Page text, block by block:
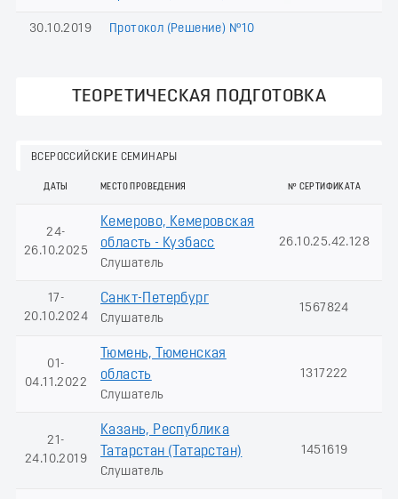
30.10.2019 Протокол (Решение) №10
ТЕОРЕТИЧЕСКАЯ ПОДГОТОВКА
ВСЕРОССИЙСКИЕ СЕМИНАРЫ
ДАТЫ МЕСТО ПРОВЕДЕНИЯ № СЕРТИФИКАТА
24-
26.10.2025
Кемерово, Кемеровская
область - Кузбасс
Слушатель
26.10.25.42.128
17-
20.10.2024
Санкт-Петербург
Слушатель
1567824
01-
04.11.2022
Тюмень, Тюменская
область
Слушатель
1317222
21-
24.10.2019
Казань, Республика
Татарстан (Татарстан)
Слушатель
1451619